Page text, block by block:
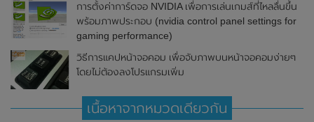
การตั้งค่าการ์ดจอ NVIDIA เพื่อการเล่นเกมส์ที่ไหลลื่นขึ้น
พร้อมภาพประกอบ (nvidia control panel settings for
gaming performance)
วิธีการแคปหน้าจอคอม เพื่อจับภาพบนหน้าจอคอมง่ายๆ
โดยไม่ต้องลงโปรแกรมเพิ่ม
เนื้อหาจากหมวดเดียวกัน